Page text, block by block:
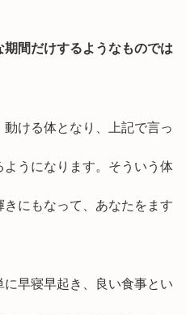
間だけするようなものでは
ける体となり、上記で言っ
うになります。そういう体
にもなって、あなたをます
早寝早起き、良い食事とい